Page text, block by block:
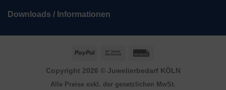
Downloads / Informationen
PayPal
Bank
Copyright 2026 © Juwelierbedarf KÖLN
Alle Preise exkl. der gesetzlichen MwSt.